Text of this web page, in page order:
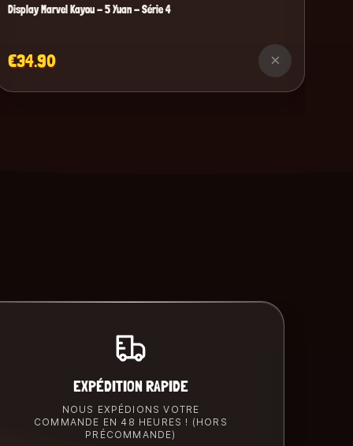
Display Marvel Kayou - 5 Yuan - Série 4
€34.90 ×
EXPÉDITION RAPIDE
NOUS EXPÉDIONS VOTRE
COMMANDE EN 48 HEURES ! (HORS
PRÉCOMMANDE)